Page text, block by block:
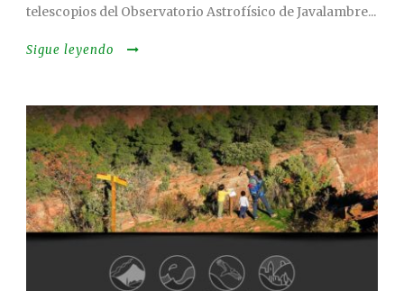
telescopios del Observatorio Astrofísico de Javalambre...
Sigue leyendo